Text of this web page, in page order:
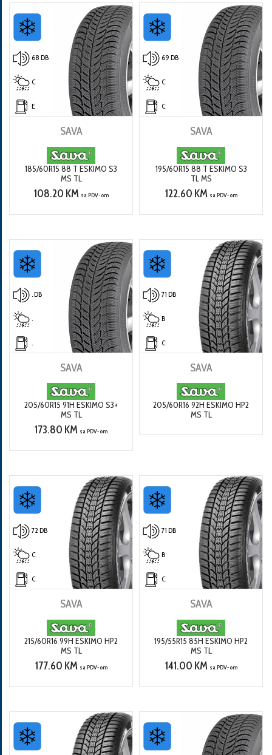
68 DB
C
E
SAVA
185/60R15 88 T ESKIMO S3
MS TL
108.20 KM sa PDV-om
69 DB
C
C
SAVA
195/60R15 88 T ESKIMO S3
TL MS
122.60 KM sa PDV-om
. DB
SAVA
205/60R15 91H ESKIMO S3+
MS TL
173.80 KM sa PDV-om
71 DB
B
C
SAVA
205/60R16 92H ESKIMO HP2
MS TL
72 DB
C
C
SAVA
215/60R16 99H ESKIMO HP2
MS TL
177.60 KM sa PDV-om
71 DB
B
C
SAVA
195/55R15 85H ESKIMO HP2
MS TL
141.00 KM sa PDV-om